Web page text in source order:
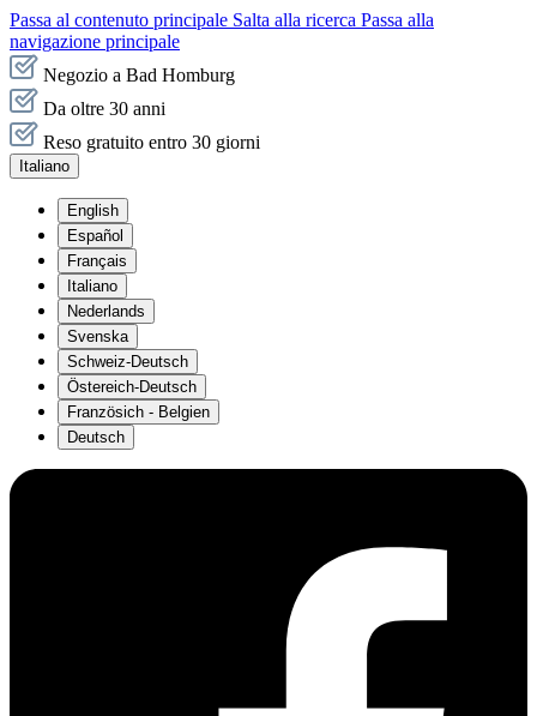
Passa al contenuto principale Salta alla ricerca Passa alla
navigazione principale
Negozio a Bad Homburg
Da oltre 30 anni
Reso gratuito entro 30 giorni
Italiano
English
Español
Français
Italiano
Nederlands
Svenska
Schweiz-Deutsch
Östereich-Deutsch
Französich - Belgien
Deutsch